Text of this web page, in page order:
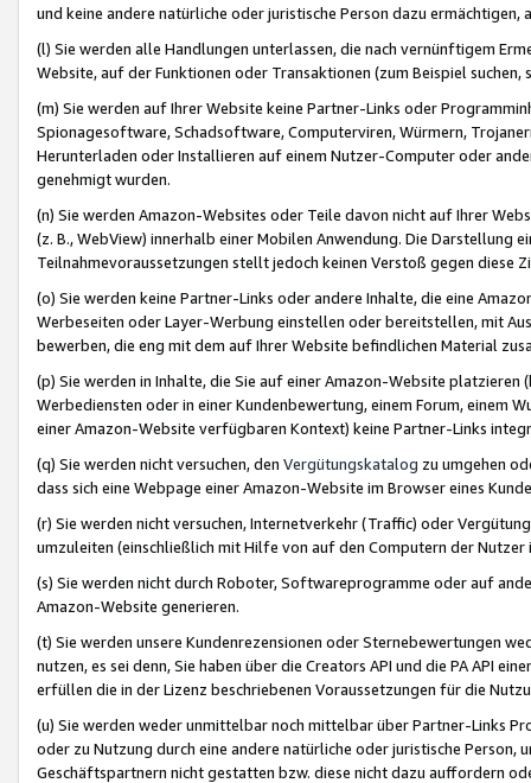
und keine andere natürliche oder juristische Person dazu
(l) Sie werden alle Handlungen unterlassen, die nach vernünftigem
Website, auf der Funktionen oder Transaktionen (zum Beispiel
(m) Sie werden auf Ihrer Website keine Partner-Links oder
Spionagesoftware, Schadsoftware, Computerviren, Würmern,
Herunterladen oder Installieren auf einem Nutzer-Computer oder
genehmigt wurden.
(n) Sie werden Amazon-Websites oder Teile davon nicht auf Ihrer
(z. B., WebView) innerhalb einer Mobilen Anwendung. Die Darstellung
Teilnahmevoraussetzungen stellt jedoch keinen Verstoß gegen diese
(o) Sie werden keine Partner-Links oder andere Inhalte, die eine
Werbeseiten oder Layer-Werbung einstellen oder bereitstellen, mit
bewerben, die eng mit dem auf Ihrer Website befindlichen Material
(p) Sie werden in Inhalte, die Sie auf einer Amazon-Website
Werbediensten oder in einer Kundenbewertung, einem Forum, einem
einer Amazon-Website verfügbaren Kontext) keine Partner-Links
(q) Sie werden nicht versuchen, den Vergütungskatalog zu umgehen
dass sich eine Webpage einer Amazon-Website im Browser eines
(r) Sie werden nicht versuchen, Internetverkehr (Traffic) oder
umzuleiten (einschließlich mit Hilfe von auf den Computern der
(s) Sie werden nicht durch Roboter, Softwareprogramme oder auf
Amazon-Website generieren.
(t) Sie werden unsere Kundenrezensionen oder Sternebewertungen
nutzen, es sei denn, Sie haben über die Creators API und die PA API
erfüllen die in der Lizenz beschriebenen Voraussetzungen für die
(u) Sie werden weder unmittelbar noch mittelbar über Partner-Links
oder zu Nutzung durch eine andere natürliche oder juristische
Geschäftspartnern nicht gestatten bzw. diese nicht dazu auffordern